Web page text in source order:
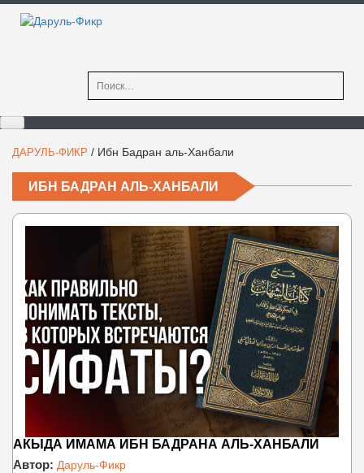
Найти:
ДАРУЛЬ-ФИКР / Ибн Бадран аль-Ханбали
ИБН БАДРАН АЛЬ-ХАНБАЛИ
АКЫДА ИМАМА ИБН БАДРАНА АЛЬ-ХАНБАЛИ
Автор: Даруль-Фикр